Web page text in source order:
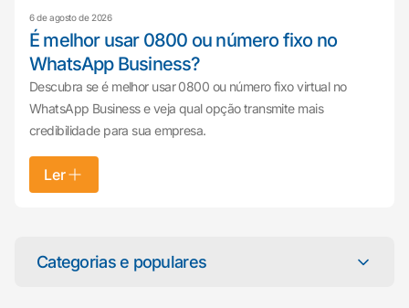
6 de agosto de 2026
É melhor usar 0800 ou número fixo no
WhatsApp Business?
Descubra se é melhor usar 0800 ou número fixo virtual no
WhatsApp Business e veja qual opção transmite mais
credibilidade para sua empresa.
Ler
Categorias e populares
online agora